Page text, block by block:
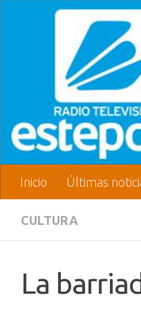
Inicio Últimas
CULTURA
La